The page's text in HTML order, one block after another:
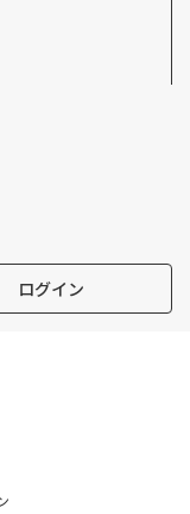
ログイン